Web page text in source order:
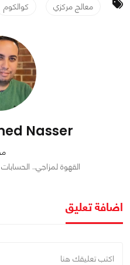
معالج مركزي كوالكوم
Nasser
القهوة لمزاجي..
اضافة تعليق